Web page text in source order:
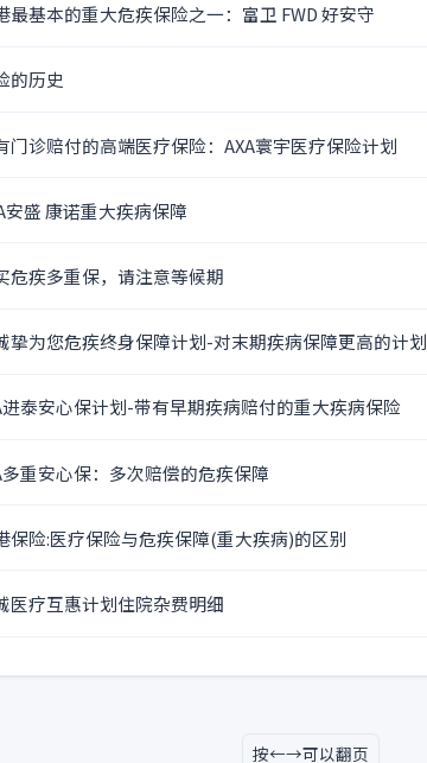
最基本的重大危疾保险之一：富卫 FWD 好安守
的历史
门诊赔付的高端医疗保险：AXA寰宇医疗保险计划
安盛 康诺重大疾病保障
危疾多重保，请注意等候期
挚为您危疾终身保障计划-对末期疾病保障更高的计划
泰安心保计划-带有早期疾病赔付的重大疾病保险
重安心保：多次赔偿的危疾保障
保险:医疗保险与危疾保障(重大疾病)的区别
医疗互惠计划住院杂费明细
按←→可以翻页